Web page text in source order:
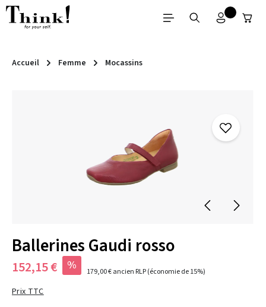
Passer au contenu principal
Accueil Femme Mocassins
Ballerines Gaudi rosso
152,15 € % 179,00 €ancien RLP(économie de 15%)
Prix TTC